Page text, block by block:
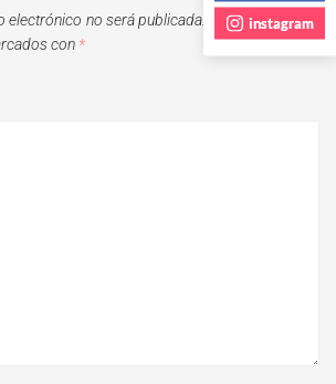
electrónico no será publicada.
Los campos
con *
instagram